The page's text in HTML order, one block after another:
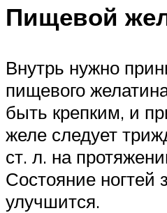
Пищевой
Внутрь нужно
пищевого
быть крепким, и
желе следует
ст. л. на
Состояние ногтей
улучшится.